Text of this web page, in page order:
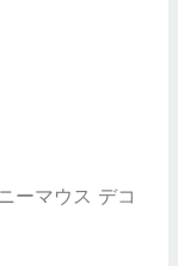
ーマウス デコ